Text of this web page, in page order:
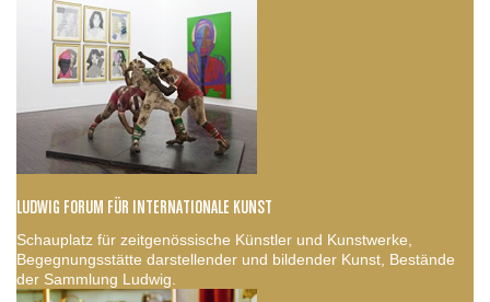
LUDWIG FORUM FÜR INTERNATIONALE KUNST
Schauplatz für zeitgenössische Künstler und Kunstwerke,
Begegnungsstätte darstellender und bildender Kunst, Bestände
der Sammlung Ludwig.